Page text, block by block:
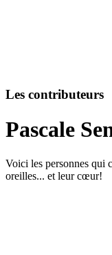
Les contributeurs
Pascale
Voici les personnes qui
oreilles... et leur cœur!